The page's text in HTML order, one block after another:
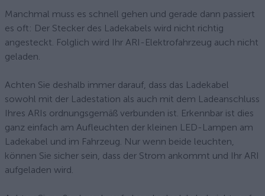
Manchmal muss es schnell gehen und gerade dann passiert
es oft: Der Stecker des Ladekabels wird nicht richtig
angesteckt. Folglich wird Ihr ARI-Elektrofahrzeug auch nicht
geladen.
Achten Sie deshalb immer darauf, dass das Ladekabel
sowohl mit der Ladestation als auch mit dem Ladeanschluss
Ihres ARIs ordnungsgemäß verbunden ist. Erkennbar ist dies
ganz einfach am Aufleuchten der kleinen LED-Lampen am
Ladekabel und im Fahrzeug. Nur wenn beide leuchten,
können Sie sicher sein, dass der Strom ankommt und Ihr ARI
aufgeladen wird.